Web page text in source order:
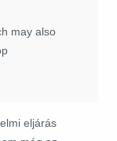
may also
eljárás